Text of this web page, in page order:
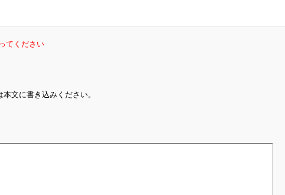
てください
文に書き込みください。